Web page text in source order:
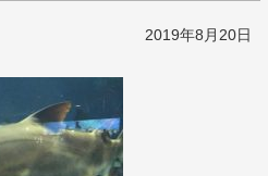
2019年8月20日